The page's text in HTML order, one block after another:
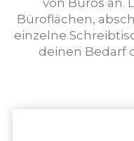
von Büros an.
Büroflächen,
einzelne
deinen Bedarf